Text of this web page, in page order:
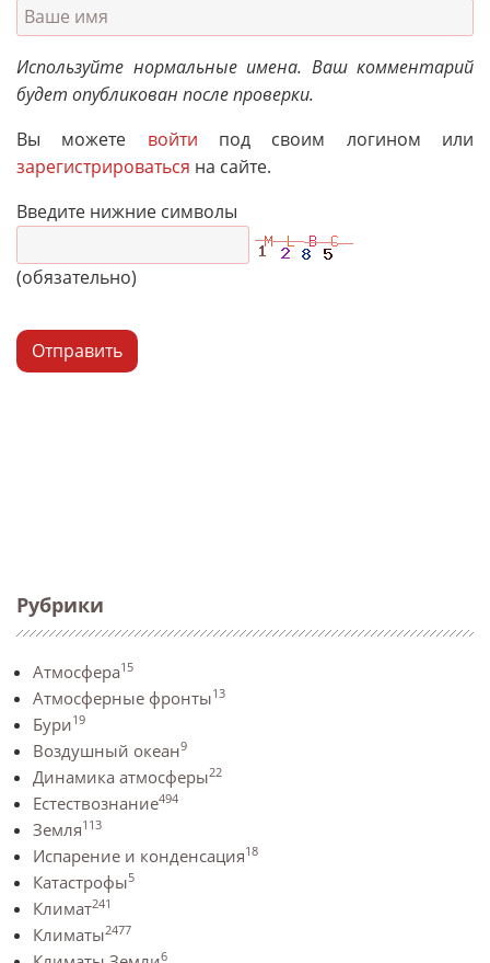
Рубрики
Атмосфера15
Атмосферные фронты13
Бури19
Воздушный океан9
Динамика атмосферы22
Естествознание494
Земля113
Испарение и конденсация18
Катастрофы5
Климат241
Климаты2477
6
Используйте нормальные имена. Ваш комментарий
будет опубликован после проверки.
Вы можете войти под своим логином или
зарегистрироваться на сайте.
Введите нижние символы
(обязательно)
Отправить